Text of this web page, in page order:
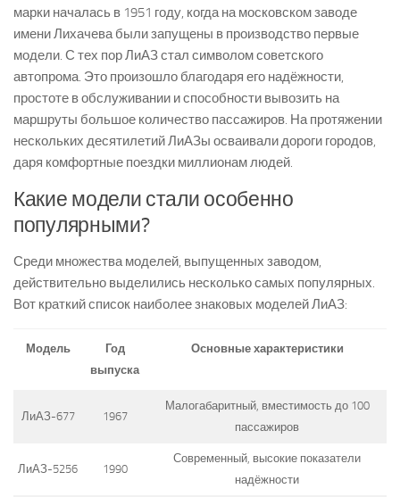
марки началась в 1951 году, когда на московском заводе
имени Лихачева были запущены в производство первые
модели. С тех пор ЛиАЗ стал символом советского
автопрома. Это произошло благодаря его надёжности,
простоте в обслуживании и способности вывозить на
маршруты большое количество пассажиров. На протяжении
нескольких десятилетий ЛиАЗы осваивали дороги городов,
даря комфортные поездки миллионам людей.
Какие модели стали особенно
популярными?
Среди множества моделей, выпущенных заводом,
действительно выделились несколько самых популярных.
Вот краткий список наиболее знаковых моделей ЛиАЗ:
Модель
Год
выпуска
Основные характеристики
ЛиАЗ-677 1967
Малогабаритный, вместимость до 100
пассажиров
ЛиАЗ-5256 1990
Современный, высокие показатели
надёжности